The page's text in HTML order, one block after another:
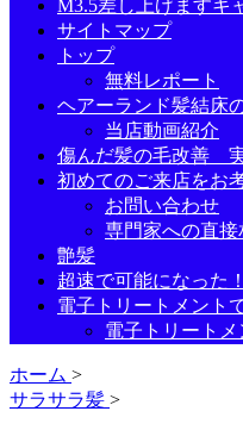
M3.5差し上げますキ
サイトマップ
トップ
無料レポート
ヘアーランド髪結床
当店動画紹介
傷んだ髪の毛改善 実
初めてのご来店をお
お問い合わせ
専門家への直接
艶髪
超速で可能になった
電子トリートメント
電子トリート
ホーム >
サラサラ髪 >